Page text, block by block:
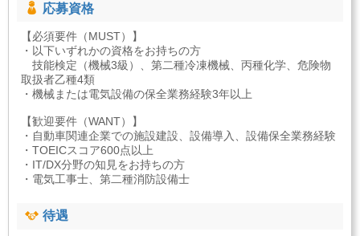
応募資格
【必須要件（MUST）】
・以下いずれかの資格をお持ちの方
技能検定（機械3級）、第二種冷凍機械、丙種化学、危険物
取扱者乙種4類
・機械または電気設備の保全業務経験3年以上
【歓迎要件（WANT）】
・自動車関連企業での施設建設、設備導入、設備保全業務経験
・TOEICスコア600点以上
・IT/DX分野の知見をお持ちの方
・電気工事士、第二種消防設備士
待遇